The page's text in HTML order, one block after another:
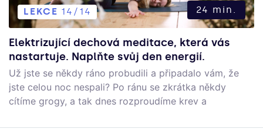
LEKCE 14/14 24 min.
Elektrizující dechová meditace, která vás
nastartuje. Naplňte svůj den energií.
Už jste se někdy ráno probudili a připadalo vám, že
jste celou noc nespali? Po ránu se zkrátka někdy
cítíme grogy, a tak dnes rozproudíme krev a